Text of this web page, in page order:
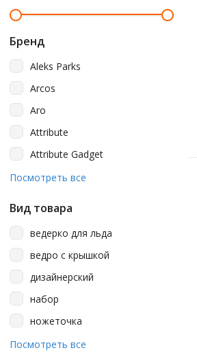
Бренд
Aleks Parks
Arcos
Aro
Attribute
Attribute Gadget
Axwild
Borner
Brasson
Brauberg
Centek
Chef&amp;sommelier
Посмотреть все
Вид товара
ведерко для льда
ведро с крышкой
дизайнерский
набор
ножеточка
открывалка
Посмотреть все